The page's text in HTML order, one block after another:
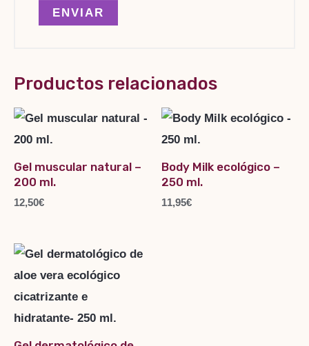
Productos relacionados
Gel muscular natural –
200 ml.
12,50€
Body Milk ecológico –
250 ml.
11,95€